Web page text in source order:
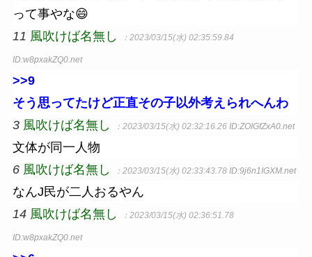
って事やな😄
11 風吹けば名無し ：2023/03/15(水) 02:35:59.84
ID:w8pxakZQ0.net
>>9
そう思ってたけど正直その子以外考えられへんわ
3 風吹けば名無し ：2023/03/15(水) 02:32:16.26 ID:ZOIGfZxA0.net
文体が同一人物
6 風吹けば名無し ：2023/03/15(水) 02:33:43.78 ID:9j6n1IGXM.net
なんJ民が二人おるやん
14 風吹けば名無し ：2023/03/15(水) 02:36:51.78
ID:w8pxakZQ0.net